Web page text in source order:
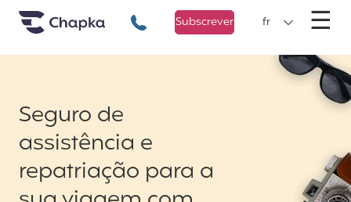
Chapka Seguro Viagem
+351 800 50 01 71
Subscrever fr ☰
Seguro de
assistência e
repatriação para a